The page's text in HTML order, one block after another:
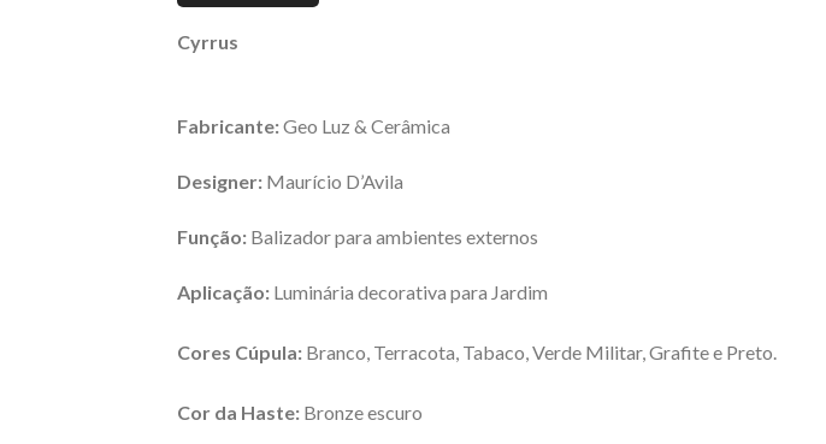
Cyrrus
Fabricante:Geo Luz & Cerâmica
Designer: Maurício D’Avila
Função: Balizador para ambientes externos
Aplicação: Luminária decorativa para Jardim
Cores Cúpula: Branco, Terracota, Tabaco, Verde Militar, Grafite e Preto.
Cor da Haste: Bronze escuro